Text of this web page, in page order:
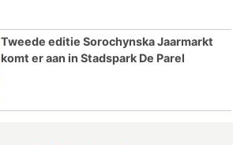
Tweede editie Sorochynska Jaarmarkt
komt er aan in Stadspark De Parel